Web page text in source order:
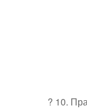
? 10.